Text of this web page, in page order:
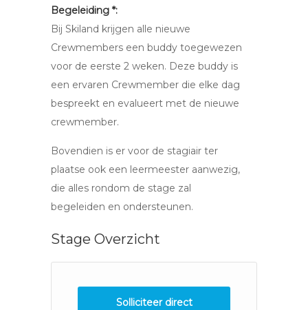
Begeleiding *:
Bij Skiland krijgen alle nieuwe
Crewmembers een buddy toegewezen
voor de eerste 2 weken. Deze buddy is
een ervaren Crewmember die elke dag
bespreekt en evalueert met de nieuwe
crewmember.
Bovendien is er voor de stagiair ter
plaatse ook een leermeester aanwezig,
die alles rondom de stage zal
begeleiden en ondersteunen.
Stage Overzicht
Solliciteer direct